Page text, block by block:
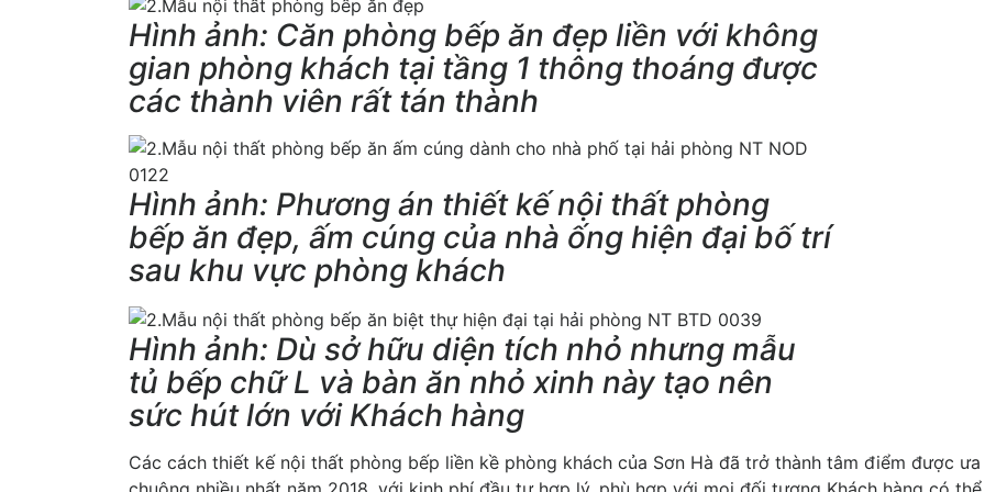
Hình ảnh: Căn phòng bếp ăn đẹp liền với không
gian phòng khách tại tầng 1 thông thoáng được
các thành viên rất tán thành
Hình ảnh: Phương án thiết kế nội thất phòng
bếp ăn đẹp, ấm cúng của nhà ống hiện đại bố trí
sau khu vực phòng khách
Hình ảnh: Dù sở hữu diện tích nhỏ nhưng mẫu
tủ bếp chữ L và bàn ăn nhỏ xinh này tạo nên
sức hút lớn với Khách hàng
Các cách thiết kế nội thất phòng bếp liền kề phòng khách của Sơn Hà đã trở thành tâm điểm được ưa